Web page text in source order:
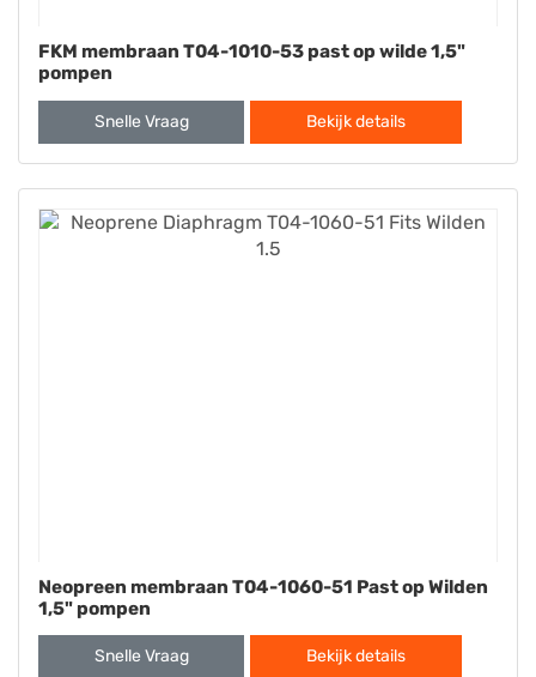
FKM membraan T04-1010-53 past op wilde 1,5"
pompen
Snelle Vraag Bekijk details
Neopreen membraan T04-1060-51 Past op Wilden
1,5" pompen
Snelle Vraag Bekijk details